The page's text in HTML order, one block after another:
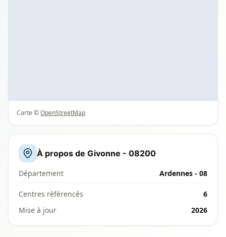
Carte ©OpenStreetMap
À propos de Givonne - 08200
Département Ardennes - 08
Centres référencés
6
Mise à jour
2026